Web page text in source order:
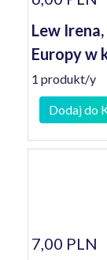
Lew
Europy w
1 produkt/y
Dodaj do
7,00 PLN